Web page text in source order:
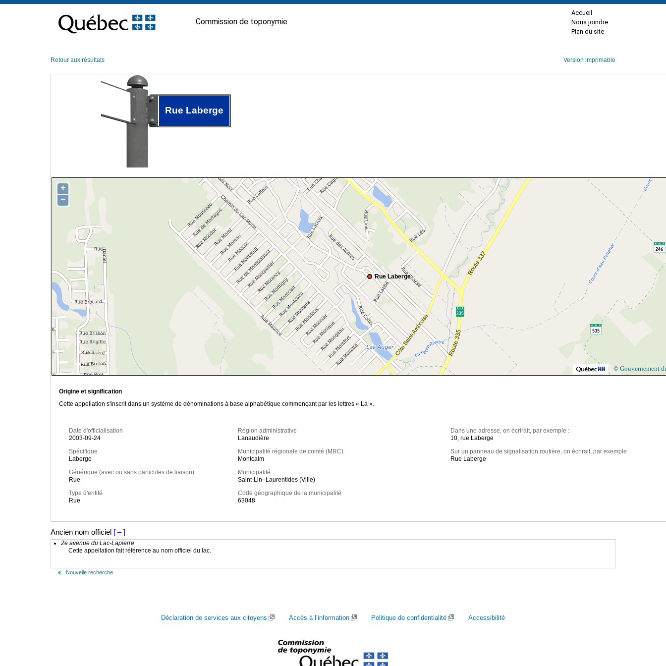
contenu
Commission de toponymie
Accueil
Nous joindre
Plan du site
Retour aux résultats Version imprimable
Rue Laberge
Rue Laberge
+
−
© Gouvernement
Origine et signification
Cette appellation s'inscrit dans un système de dénominations à base alphabétique commençant par les lettres « La ».
Date d'officialisation
2003-09-24
Spécifique
Laberge
Générique (avec ou sans particules de liaison)
Rue
Type d'entité
Rue
Région administrative
Lanaudière
Municipalité régionale de comté (MRC)
Montcalm
Municipalité
Saint-Lin–Laurentides (Ville)
Code géographique de la municipalité
63048
Dans une adresse, on écrirait, par exemple :
10, rue Laberge
Sur un panneau de signalisation routière, on écrirait, par exemple :
Rue Laberge
Ancien nom officiel [ – ]
2e avenue du Lac-Lapierre
Cette appellation fait référence au nom officiel du lac.
Nouvelle recherche
Déclaration de services aux citoyens Accès à l’information Politique de confidentialité Accessibilité